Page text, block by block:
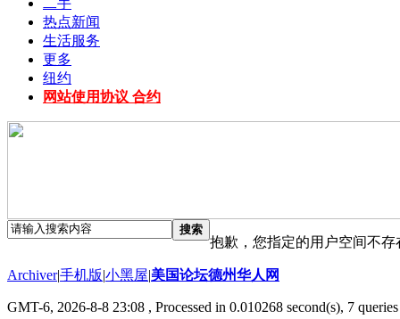
热点新闻
生活服务
更多
纽约
网站使用协议 合约
搜索
抱歉，您指定的用户空间不存
Archiver|手机版|小黑屋|美国论坛德州华人网
GMT-6, 2026-8-8 23:08 , Processed in 0.010268 second(s), 7